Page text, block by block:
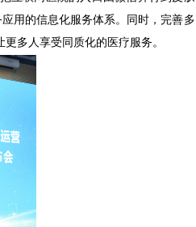
用的信息化服务体系。同时，完善多
多人享受同质化的医疗服务。